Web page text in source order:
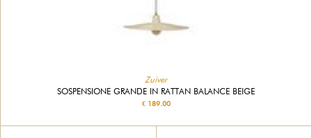
Zuiver
SOSPENSIONE GRANDE IN RATTAN BALANCE BEIGE
€ 189.00